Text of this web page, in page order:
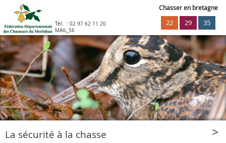
Tél. : 02 97 62 11 20
MAIL_56
Chasser en bretagne
22 29 35
La sécurité à la chasse